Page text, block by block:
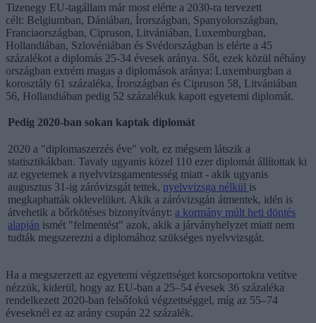
Tizenegy EU-tagállam már most elérte a 2030-ra tervezett
célt: Belgiumban, Dániában, Írországban, Spanyolországban,
Franciaországban, Cipruson, Litvániában, Luxemburgban,
Hollandiában, Szlovéniában és Svédországban is elérte a 45
százalékot a diplomás 25-34 évesek aránya. Sőt, ezek közül néhány
országban extrém magas a diplomások aránya: Luxemburgban a
korosztály 61 százaléka, Írországban és Cipruson 58, Litvániában
56, Hollandiában pedig 52 százalékuk kapott egyetemi diplomát.
Pedig 2020-ban sokan kaptak diplomát
2020 a "diplomaszerzés éve" volt, ez mégsem látszik a
statisztikákban. Tavaly ugyanis közel 110 ezer diplomát állítottak ki
az egyetemek a nyelvvizsgamentesség miatt - akik ugyanis
augusztus 31-ig záróvizsgát tettek, nyelvvizsga nélkül is
megkaphatták oklevelüket. Akik a záróvizsgán átmentek, idén is
átvehetik a bőrkötéses bizonyítványt: a kormány múlt heti döntés
alapján ismét "felmentést" azok, akik a járványhelyzet miatt nem
tudták megszerezni a diplomához szükséges nyelvvizsgát.
Ha a megszerzett az egyetemi végzettséget korcsoportokra vetítve
nézzük, kiderül, hogy az EU-ban a 25–54 évesek 36 százaléka
rendelkezett 2020-ban felsőfokú végzettséggel, míg az 55–74
éveseknél ez az arány csupán 22 százalék.